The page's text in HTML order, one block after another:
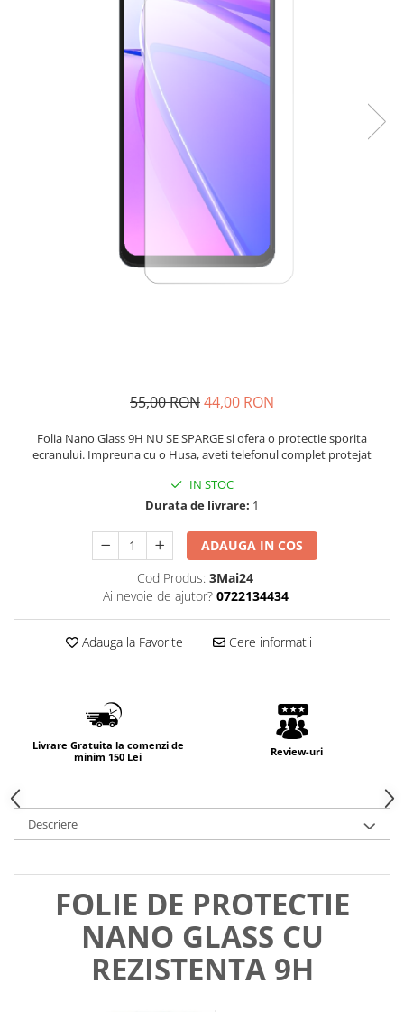
55,00 RON44,00 RON
Folia Nano Glass 9H NU SE SPARGE si ofera o protectie sporita
ecranului. Impreuna cu o Husa, aveti telefonul complet protejat
IN STOC
Durata de livrare: 1
ADAUGA IN COS
Cod Produs: 3Mai24
Ai nevoie de ajutor? 0722134434
Adauga la Favorite Cere informatii
Livrare Gratuita la comenzi de
minim 150 Lei
Review-uri
Descriere
FOLIE DE PROTECTIE
NANO GLASS CU
REZISTENTA 9H